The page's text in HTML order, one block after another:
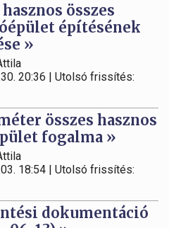
összes
építésének
»
20:36 | Utolsó frissítés:
összes hasznos
fogalma »
18:54 | Utolsó frissítés:
dokumentáció